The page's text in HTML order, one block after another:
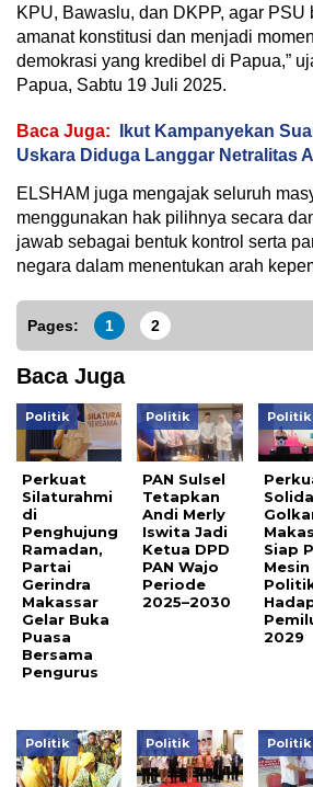
KPU, Bawaslu, dan DKPP, agar PSU
amanat konstitusi dan menjadi
demokrasi yang kredibel di Papua,”
Papua, Sabtu 19 Juli 2025.
Baca Juga:
Ikut Kampanyekan
Uskara Diduga Langgar Netralitas
ELSHAM juga mengajak seluruh
menggunakan hak pilihnya secara
jawab sebagai bentuk kontrol serta
negara dalam menentukan arah
Pages: 1 2
Baca Juga
Politik
Perkuat
Silaturahmi
di
Penghujung
Ramadan,
Partai
Gerindra
Makassar
Gelar Buka
Puasa
Bersama
Pengurus
Politik
PAN Sulsel
Tetapkan
Andi Merly
Iswita Jadi
Ketua DPD
PAN Wajo
Periode
2025–2030
Politik
Siap
Mesin
2029
Politik Politik Politik